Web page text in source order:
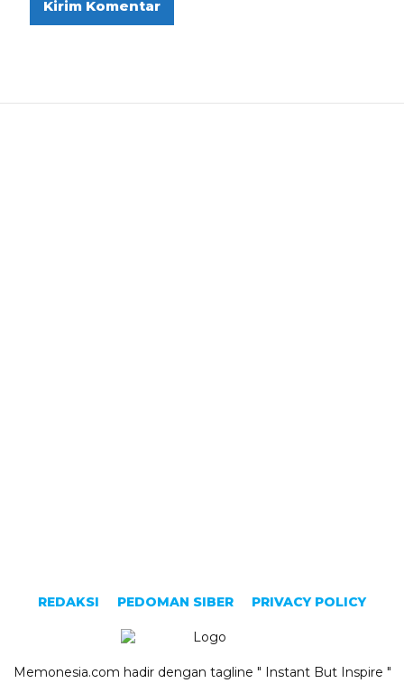
REDAKSI PEDOMAN SIBER PRIVACY POLICY
Memonesia.com hadir dengan tagline " Instant But Inspire "